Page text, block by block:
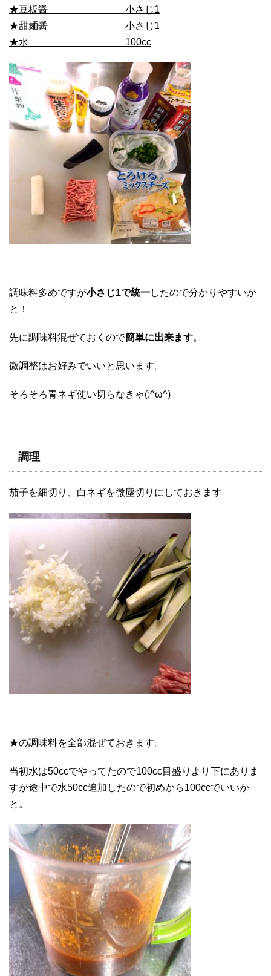
★豆板醤 小さじ1
★甜麺醤 小さじ1
★水 100cc
調味料多めですが小さじ1で統一したので分かりやすいか
と！
先に調味料混ぜておくので簡単に出来ます。
微調整はお好みでいいと思います。
そろそろ青ネギ使い切らなきゃ(;^ω^)
調理
茄子を細切り、白ネギを微塵切りにしておきます
★の調味料を全部混ぜておきます。
当初水は50ccでやってたので100cc目盛りより下にありま
すが途中で水50cc追加したので初めから100ccでいいか
と。